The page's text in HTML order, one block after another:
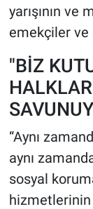
yarışının ve
emekçiler ve
"BİZ
​“Aynı
aynı
sosyal